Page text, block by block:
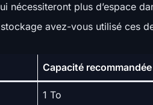
nécessiteront plus d’espace
avez-vous utilisé ces
Capacité recommandée
1 To